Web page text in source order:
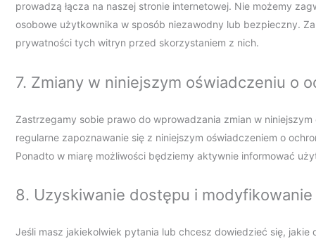
prowadzą łącza na naszej stronie internetowej. Nie możemy
osobowe użytkownika w sposób niezawodny lub bezpieczny.
prywatności tych witryn przed skorzystaniem z nich.
7. Zmiany w niniejszym oświadczeniu o
Zastrzegamy sobie prawo do wprowadzania zmian w
regularne zapoznawanie się z niniejszym oświadczeniem o
Ponadto w miarę możliwości będziemy aktywnie informować
8. Uzyskiwanie dostępu i
Jeśli masz jakiekolwiek pytania lub chcesz dowiedzieć się,